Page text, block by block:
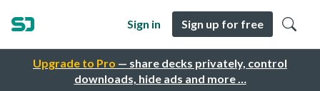
Upgrade to Pro — share decks privately, control
downloads, hide ads and more …
Sign in Sign up for free